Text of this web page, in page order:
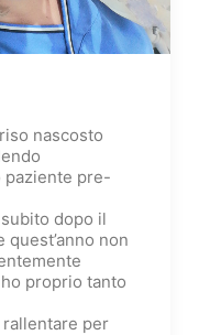
nascosto
paziente pre-
dopo il
non
proprio tanto
per